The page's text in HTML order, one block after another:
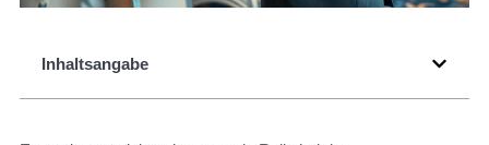
Inhaltsangabe